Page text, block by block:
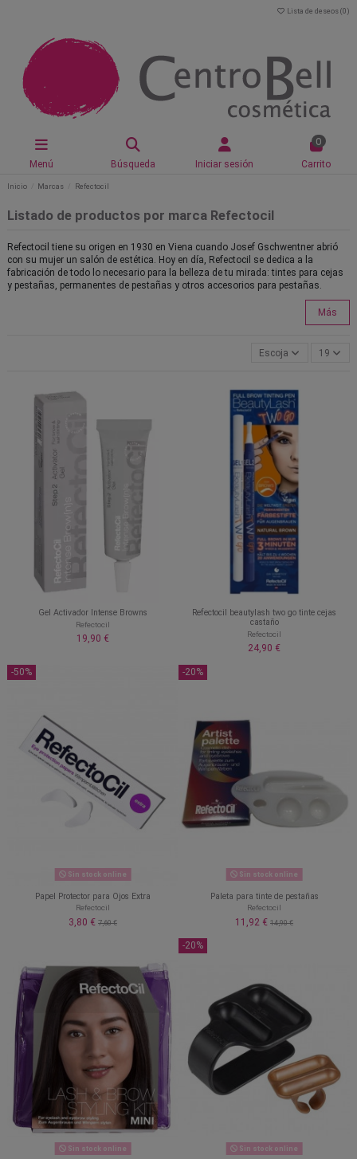
Lista de deseos (0 )
Menú Búsqueda Iniciar sesión
0
Carrito
Inicio Marcas Refectocil
Listado de productos por marca Refectocil
Refectocil tiene su origen en 1930 en Viena cuando Josef Gschwentner abrió
con su mujer un salón de estética. Hoy en día, Refectocil se dedica a la
fabricación de todo lo necesario para la belleza de tu mirada: tintes para cejas
y pestañas, permanentes de pestañas y otros accesorios para pestañas.
Más
Escoja 19
Gel Activador Intense Browns
Refectocil
19,90 €
Refectocil beautylash two go tinte cejas
castaño
Refectocil
24,90 €
-50%
Sin stock online
Papel Protector para Ojos Extra
Refectocil
3,80 € 7,60 €
-20%
Sin stock online
Paleta para tinte de pestañas
Refectocil
11,92 € 14,90 €
Sin stock online
-20%
Sin stock online